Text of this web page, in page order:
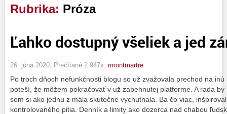
Rubrika: Próza
Ľahko dostupný všeliek a jed
26. júna 2020, Prečítané 2 947x, rmontmartre
Po troch dňoch nefunkčnosti blogu so už zvažovala prechod na
poteší, že môžem pokračovať v už zabehnutej platforme. A rada
som si ako jednu z mála skutočne vychutnala. Ba čo viac,
kontrolovaného pitia. Denník a limity ako dozorca nad chabou